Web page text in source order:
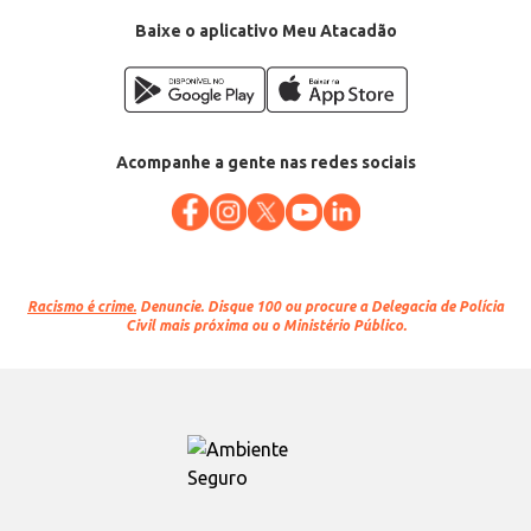
EAN: 7908077432294Baixe o aplicativo Meu Atacadão
Acompanhe a gente nas redes sociais
Racismo é crime. Denuncie. Disque 100 ou procure a Delegacia de Polícia
Civil mais próxima ou o Ministério Público.